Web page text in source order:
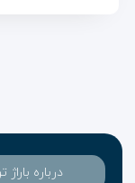
درباره باراژ